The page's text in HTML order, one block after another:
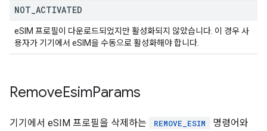
NOT ACTIVATED
eSIM 프로필이 다운로드되었지만 활성화되지 않았습니다. 이 경우 사
용자가 기기에서 eSIM을 수동으로 활성화해야 합니다.
RemoveEsimParams
기기에서 eSIM 프로필을 삭제하는 REMOVE_ESIM
명령어와